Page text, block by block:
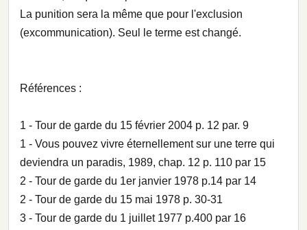
La punition sera la même que pour l'exclusion
(excommunication). Seul le terme est changé.
Références :
1 - Tour de garde du 15 février 2004 p. 12 par. 9
1 - Vous pouvez vivre éternellement sur une terre qui
deviendra un paradis, 1989, chap. 12 p. 110 par 15
2 - Tour de garde du 1er janvier 1978 p.14 par 14
2 - Tour de garde du 15 mai 1978 p. 30-31
3 - Tour de garde du 1 juillet 1977 p.400 par 16